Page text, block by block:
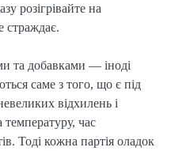
розігрівайте на
страждає.
та добавками — іноді
саме з того, що є під
відхилень і
температуру, час
Тоді кожна партія оладок